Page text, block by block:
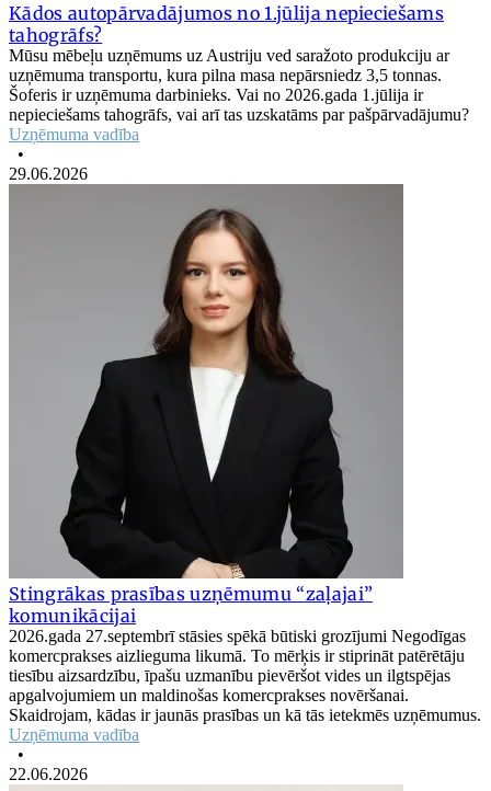
Kādos autopārvadājumos no 1.jūlija nepieciešams
tahogrāfs?
Mūsu mēbeļu uzņēmums uz Austriju ved saražoto produkciju ar
uzņēmuma transportu, kura pilna masa nepārsniedz 3,5 tonnas.
Šoferis ir uzņēmuma darbinieks. Vai no 2026.gada 1.jūlija ir
nepieciešams tahogrāfs, vai arī tas uzskatāms par pašpārvadājumu?
Uzņēmuma vadība
•
29.06.2026
Stingrākas prasības uzņēmumu “zaļajai”
komunikācijai
2026.gada 27.septembrī stāsies spēkā būtiski grozījumi Negodīgas
komercprakses aizlieguma likumā. To mērķis ir stiprināt patērētāju
tiesību aizsardzību, īpašu uzmanību pievēršot vides un ilgtspējas
apgalvojumiem un maldinošas komercprakses novēršanai.
Skaidrojam, kādas ir jaunās prasības un kā tās ietekmēs uzņēmumus.
Uzņēmuma vadība
•
22.06.2026